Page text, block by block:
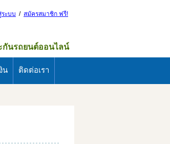
ระบบ / สมัครสมาชิก ฟรี!
กันรถยนต์ออนไลน์
น ติดต่อเรา